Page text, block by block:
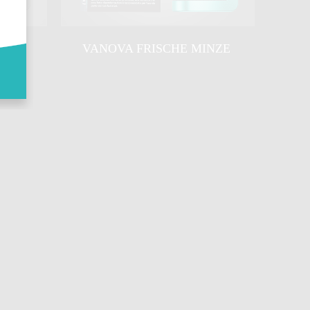
VANOVA FRISCHE MINZE